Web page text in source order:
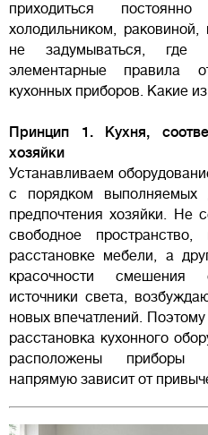
приходиться
холодильником,
не задумываться, где
элементарные правила
кухонных приборов. Какие
Принцип 1. Кухня,
хозяйки
Устанавливаем
с порядком выполняемых
предпочтения хозяйки. Не
свободное
расстановке мебели, а
красочности смешения
источники света,
новых впечатлений.
расстановка кухонного
расположены приборы
напрямую зависит от